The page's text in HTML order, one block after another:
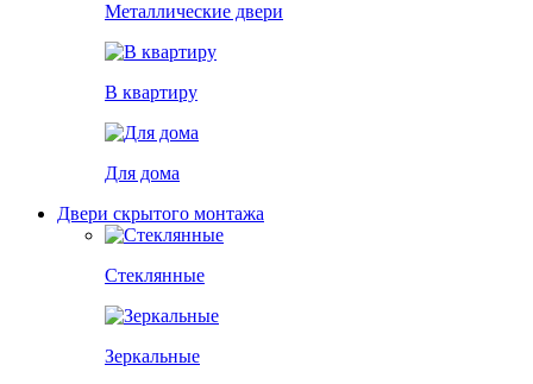
Металлические двери
В квартиру
Для дома
Двери скрытого монтажа
Стеклянные
Зеркальные